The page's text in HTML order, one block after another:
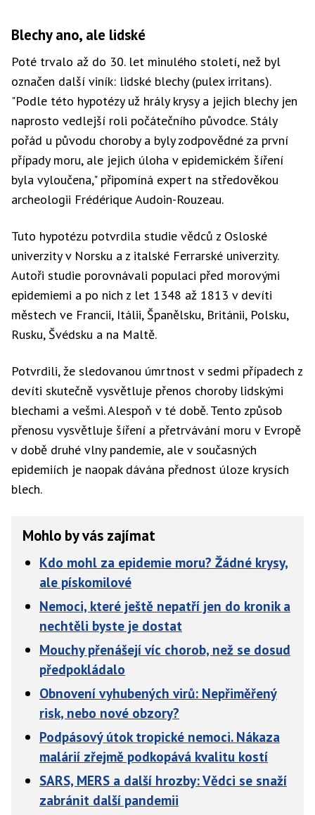
Blechy ano, ale lidské
Poté trvalo až do 30. let minulého století, než byl
označen další viník: lidské blechy (pulex irritans).
"Podle této hypotézy už hrály krysy a jejich blechy jen
naprosto vedlejší roli počátečního původce. Stály
pořád u původu choroby a byly zodpovědné za první
případy moru, ale jejich úloha v epidemickém šíření
byla vyloučena," připomíná expert na středověkou
archeologii Frédérique Audoin-Rouzeau.
Tuto hypotézu potvrdila studie vědců z Osloské
univerzity v Norsku a z italské Ferrarské univerzity.
Autoři studie porovnávali populaci před morovými
epidemiemi a po nich z let 1348 až 1813 v devíti
městech ve Francii, Itálii, Španělsku, Británii, Polsku,
Rusku, Švédsku a na Maltě.
Potvrdili, že sledovanou úmrtnost v sedmi případech z
devíti skutečně vysvětluje přenos choroby lidskými
blechami a vešmi. Alespoň v té době. Tento způsob
přenosu vysvětluje šíření a přetrvávání moru v Evropě
v době druhé vlny pandemie, ale v současných
epidemiích je naopak dávána přednost úloze krysích
blech.
Mohlo by vás zajímat
Kdo mohl za epidemie moru? Žádné krysy,
ale pískomilové
Nemoci, které ještě nepatří jen do kronik a
nechtěli byste je dostat
Mouchy přenášejí víc chorob, než se dosud
předpokládalo
Obnovení vyhubených virů: Nepřiměřený
risk, nebo nové obzory?
Podpásový útok tropické nemoci. Nákaza
malárií zřejmě podkopává kvalitu kostí
SARS, MERS a další hrozby: Vědci se snaží
zabránit další pandemii